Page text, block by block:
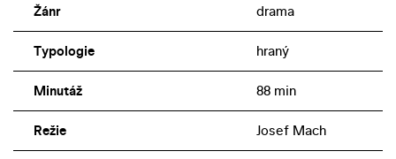
Žánr drama
Typologie hraný
Minutáž 88 min
Režie Josef Mach